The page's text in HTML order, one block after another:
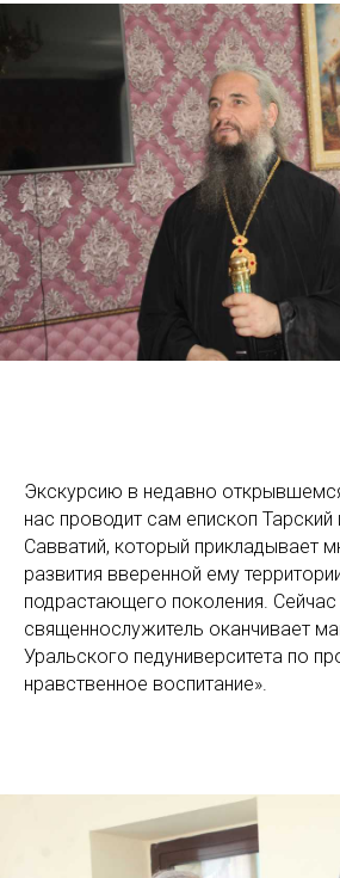
Экскурсию в недавно
нас проводит сам епископ Тарский
Савватий, который прикладывает
развития вверенной ему
подрастающего поколения. Сейчас
священнослужитель оканчивает
Уральского педуниверситета по
нравственное воспитание».